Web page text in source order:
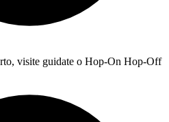
visite guidate o Hop-On Hop-Off